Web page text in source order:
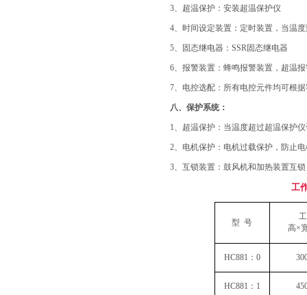
3、超温保护： 安装超温保护仪
4、时间设定装置： 定时装置，当温
5、固态继电器： SSR固态继电器
6、报警装置： 蜂鸣报警装置，超温
7、电控选配： 所有电控元件均可根
八、保护系统：
1、超温保护： 当温度超过超温保护
2、电机保护： 电机过载保护，防止
3、互锁装置： 鼓风机和加热装置互
工
型 号
高×
HC881 ： 0
HC881 ： 1